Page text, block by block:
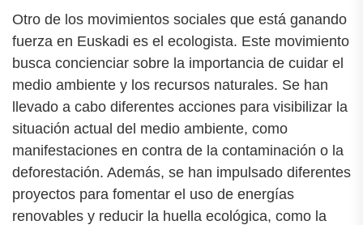
Otro de los movimientos sociales que está ganando
fuerza en Euskadi es el ecologista. Este movimiento
busca concienciar sobre la importancia de cuidar el
medio ambiente y los recursos naturales. Se han
llevado a cabo diferentes acciones para visibilizar la
situación actual del medio ambiente, como
manifestaciones en contra de la contaminación o la
deforestación. Además, se han impulsado diferentes
proyectos para fomentar el uso de energías
renovables y reducir la huella ecológica, como la